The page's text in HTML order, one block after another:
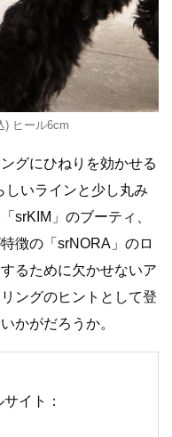
) ヒール6cm
グにひねりを効かせる
しいラインと少し丸み
srKIM」のブーティ、
徴の「srNORA」のロ
るために欠かせないア
ングのヒントとして登
かがだろうか。
イト：